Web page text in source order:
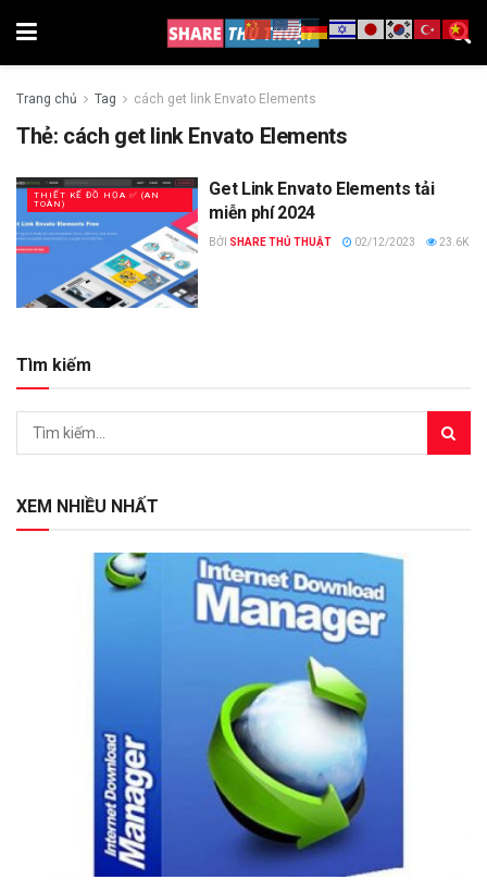
Trang chủ Tag cách get link Envato Elements
Thẻ: cách get link Envato Elements
THIẾT KẾ ĐỒ HỌA ✅ (AN
TOÀN)
Get Link Envato Elements tải
miễn phí 2024
BỞI SHARE THỦ THUẬT 02/12/2023 23.6K
Tìm kiếm
XEM NHIỀU NHẤT